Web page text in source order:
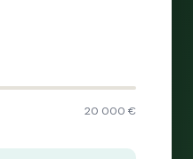
20 000 €